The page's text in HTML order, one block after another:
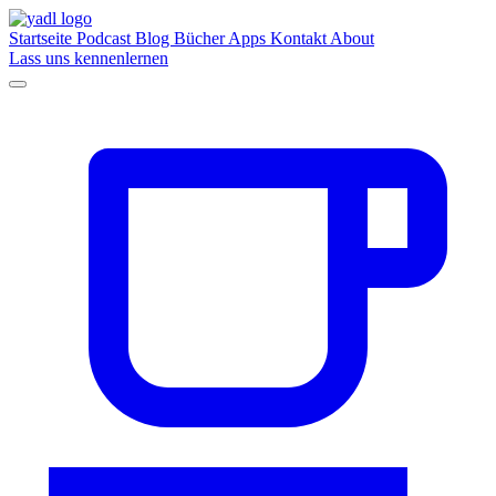
Startseite Podcast Blog BücherApps Kontakt About
Lass uns kennenlernen